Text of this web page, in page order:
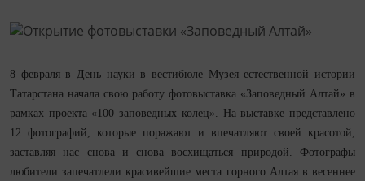
8 февраля в День науки в вестибюле Музея естественной истории
Татарстана начала свою работу фотовыставка «Заповедный Алтай» в
рамках проекта «100 заповедных колец». На выставке представлено
12 фотографий, которые поражают и впечатляют своей красотой,
заставляя нас снова и снова восхищаться природой. Фотографы
любители запечатлели красивейшие места горного Алтая в весеннее